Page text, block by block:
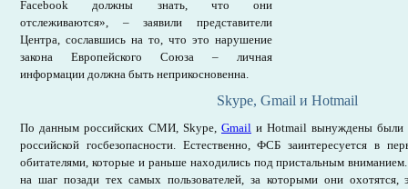
Facebook должны знать, что они
отслеживаются», – заявили представители
Центра, сославшись на то, что это нарушение
закона Европейского Союза – личная
информации должна быть неприкосновенна.
Skype, Gmail и Hotmail
По данным российских СМИ, Skype, Gmail и Hotmail вынуждены были
российской госбезопасности. Естественно, ФСБ заинтересуется в
обитателями, которые и раньше находились под пристальным
на шаг позади тех самых пользователей, за которыми они охотятся,